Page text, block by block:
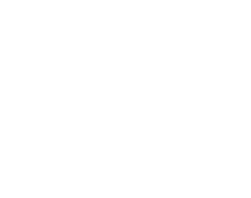
für Web-Entwicklung und bietet viele
anzubieten. Sie können
zu haben. Eine große Anzahl
durch gesponserte Links generiert.